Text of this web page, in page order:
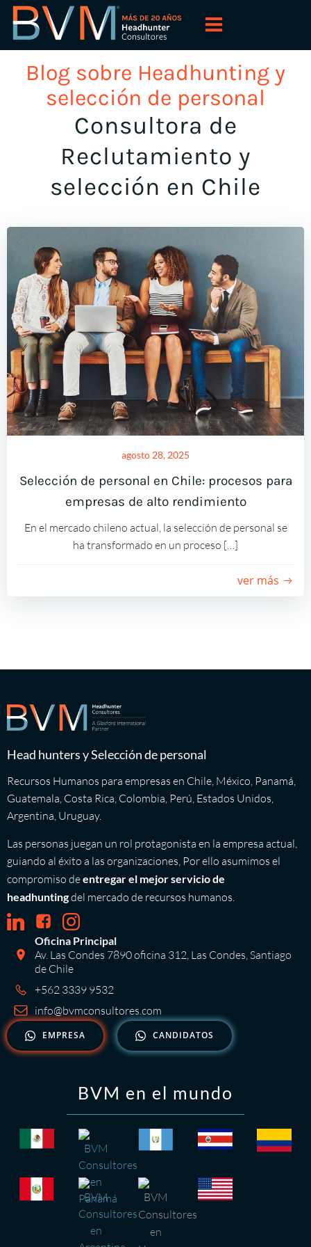
al
contenido
Blog sobre Headhunting y
selección de personal
Consultora de
Reclutamiento y
selección en Chile
agosto 28, 2025
Selección de personal en Chile: procesos para
empresas de alto rendimiento
En el mercado chileno actual, la selección de personal se
ha transformado en un proceso […]
ver más
Head hunters y Selección de personal
Recursos Humanos para empresas en Chile, México, Panamá,
Guatemala, Costa Rica, Colombia, Perú, Estados Unidos,
Argentina, Uruguay.
Las personas juegan un rol protagonista en la empresa actual,
guiando al éxito a las organizaciones, Por ello asumimos el
compromiso deentregar el mejor servicio de
headhuntingdel mercado de recursos humanos.
Oficina Principal
Av. Las Condes 7890 oficina 312, Las Condes, Santiago
de Chile
+562 3339 9532
info@bvmconsultores.com
EMPRESA CANDIDATOS
BVM en el mundo